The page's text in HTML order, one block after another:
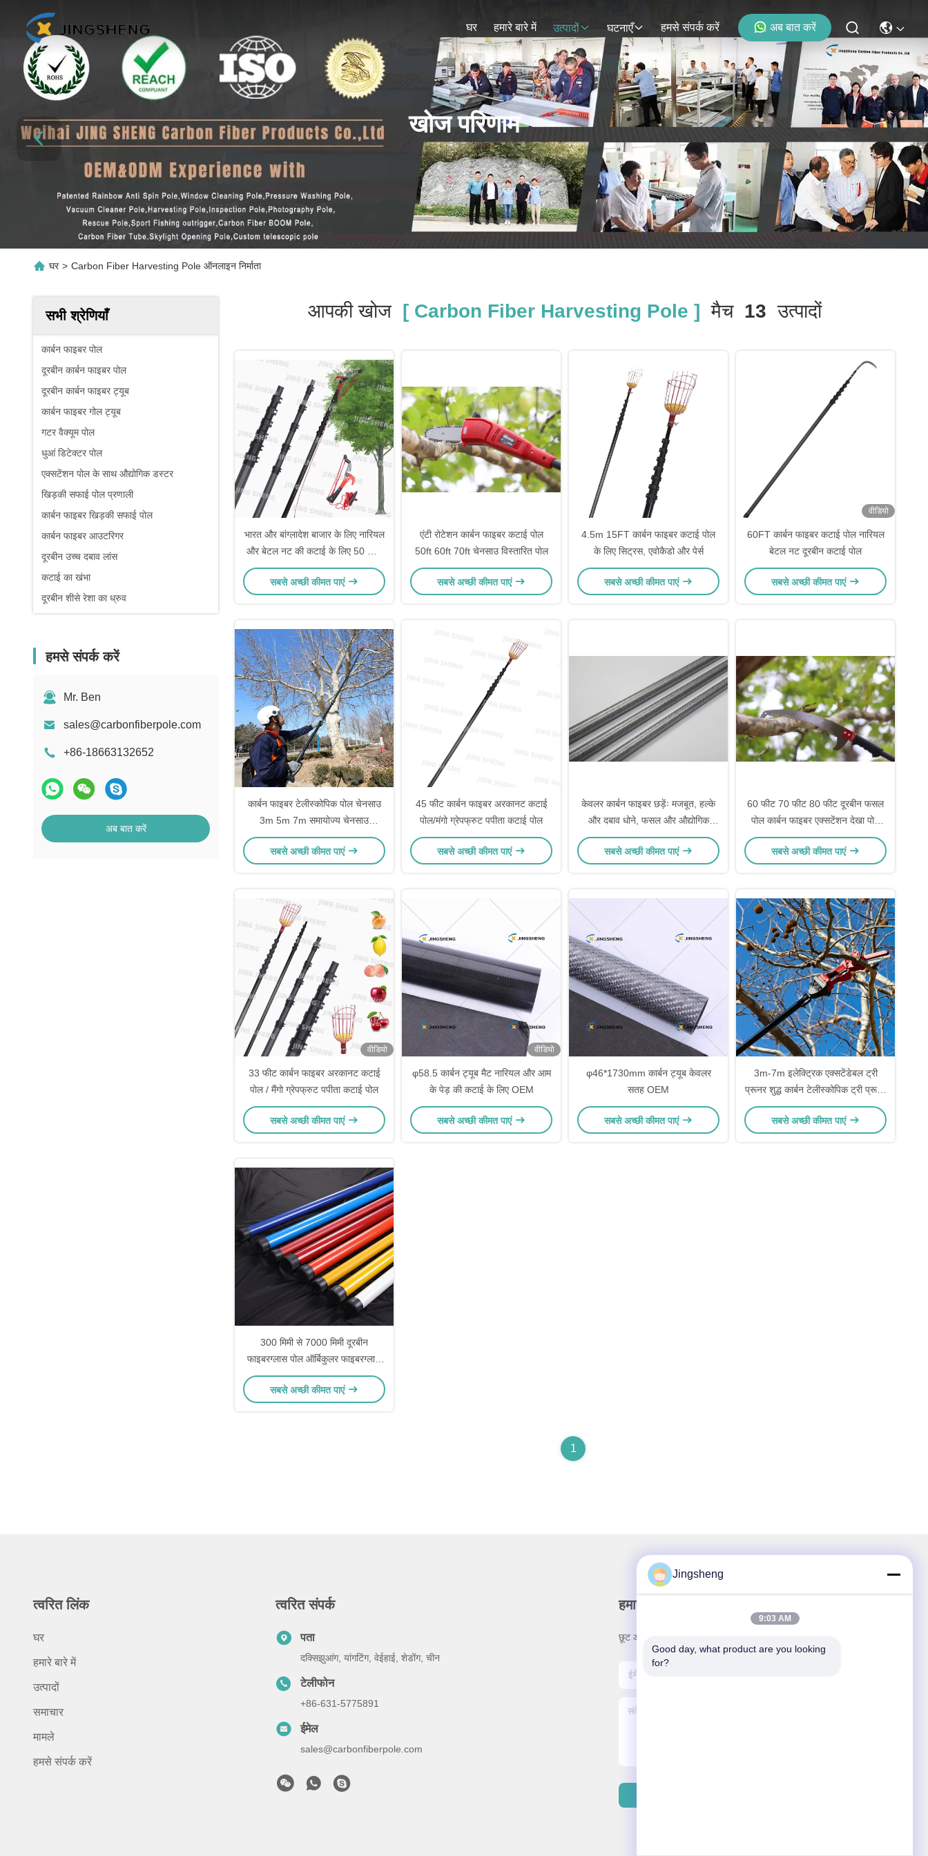
घर हमारे बारे में उत्पादों घटनाएँ हमसे संपर्क करें अब बात करें
खोज परिणाम
घर > Carbon Fiber Harvesting Pole ऑनलाइन निर्माता
सभी श्रेणियाँ
कार्बन फाइबर पोल
दूरबीन कार्बन फाइबर पोल
दूरबीन कार्बन फाइबर ट्यूब
कार्बन फाइबर गोल ट्यूब
गटर वैक्यूम पोल
धुआं डिटेक्टर पोल
एक्सटेंशन पोल के साथ औद्योगिक डस्टर
खिड़की सफाई पोल प्रणाली
कार्बन फाइबर खिड़की सफाई पोल
कार्बन फाइबर आउटरिगर
दूरबीन उच्च दबाव लांस
कटाई का खंभा
दूरबीन शीसे रेशा का ध्रुव
हमसे संपर्क करें
Mr. Ben
sales@carbonfiberpole.com
+86-18663132652
अब बात करें
आपकी खोज [ Carbon Fiber Harvesting Pole ] मैच 13 उत्पादों
भारत और बांग्लादेश बाजार के लिए नारियल
और बेटल नट की कटाई के लिए 50 फीट
कार्बन फाइबर कटाई पोल OEM
सबसे अच्छी कीमत पाएं
एंटी रोटेशन कार्बन फाइबर कटाई पोल
50ft 60ft 70ft चेनसाउ विस्तारित पोल
सबसे अच्छी कीमत पाएं
4.5m 15FT कार्बन फाइबर कटाई पोल
के लिए सिट्रस, एवोकैडो और पेर्स
सबसे अच्छी कीमत पाएं
वीडियो
60FT कार्बन फाइबर कटाई पोल नारियल
बेटल नट दूरबीन कटाई पोल
सबसे अच्छी कीमत पाएं
कार्बन फाइबर टेलीस्कोपिक पोल चेनसाउ
3m 5m 7m समायोज्य चेनसाउ
एक्सटेंशन पोल
सबसे अच्छी कीमत पाएं
45 फीट कार्बन फाइबर अरकानट कटाई
पोल/मंगो ग्रेपफ्रुट पपीता कटाई पोल
सबसे अच्छी कीमत पाएं
केवलर कार्बन फाइबर छड़ेंः मजबूत, हल्के
और दबाव धोने, फसल और औद्योगिक
अनुप्रयोगों के लिए अनुकूलन योग्य
सबसे अच्छी कीमत पाएं
60 फीट 70 फीट 80 फीट दूरबीन फसल
पोल कार्बन फाइबर एक्सटेंशन देखा पोल
15m 18m 21m
सबसे अच्छी कीमत पाएं
वीडियो
33 फीट कार्बन फाइबर अरकानट कटाई
पोल / मैंगो ग्रेपफ्रुट पपीता कटाई पोल
सबसे अच्छी कीमत पाएं
वीडियो
φ58.5 कार्बन ट्यूब मैट नारियल और आम
के पेड़ की कटाई के लिए OEM
सबसे अच्छी कीमत पाएं
φ46*1730mm कार्बन ट्यूब केवलर
सतह OEM
सबसे अच्छी कीमत पाएं
3m-7m इलेक्ट्रिक एक्सटेंडेबल ट्री
प्रूनर शुद्ध कार्बन टेलीस्कोपिक ट्री प्रूनर
इलेक्ट्रिक
सबसे अच्छी कीमत पाएं
300 मिमी से 7000 मिमी दूरबीन
फाइबरग्लास पोल ऑर्बिकुलर फाइबरग्लास
एक्सटेंशन पोल
सबसे अच्छी कीमत पाएं
1
त्वरित लिंक
घर
हमारे बारे में
उत्पादों
समाचार
मामले
हमसे संपर्क करें
त्वरित संपर्क
पता
दक्सिझुआंग, यांगटिंग, वेईहाई, शेडोंग, चीन
टेलीफोन
+86-631-5775891
ईमेल
sales@carbonfiberpole.com
हमारा समाचार पत्र
छूट और अधिक के लिए हमारे न्यूज़लेटर की सदस्यता लें।
Jingsheng
9:03 AM
Good day, what product are you looking
for?